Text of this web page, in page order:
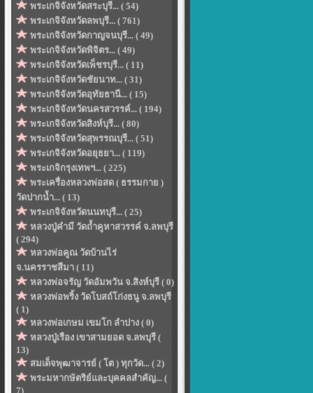
พระเกจิจังหวัดสระบุรี... ( 54)
พระเกจิจังหวัดลพบุรี... ( 761)
พระเกจิจังหวัดกาญจนบุรี... ( 49)
พระเกจิจังหวัดพิจิตร... ( 49)
พระเกจิจังหวัดเพ็ชรบุรี... ( 11)
พระเกจิจังหวัดชัยนาท... ( 31)
พระเกจิจังหวัดอุทัยธานี... ( 15)
พระเกจิจังหวัดนครสวรรค์... ( 194)
พระเกจิจังหวัดสิงห์บุรี... ( 80)
พระเกจิจังหวัดสุพรรณบุรี... ( 51)
พระเกจิจังหวัดอยุธยา... ( 119)
พระเกจิกรุงเทพฯ... ( 225)
พระเครื่องหลวงพ่อสด ( ธรรมกาย )
วัดปากน้ำ... ( 13)
พระเกจิจังหวัดนนทบุรี... ( 25)
หลวงปู่คำมี วัดถ้ำคูหาสวรรค์ จ.ลพบุรี
( 294)
หลวงพ่อคูณ วัดบ้านไร่
จ.นครราชสีมา ( 11)
หลวงพ่อจรัญ วัดอัมพวัน จ.สิงห์บุรี ( 0)
หลวงพ่อพริ้ง วัดโบสถ์โก่งธนู จ.ลพบุรี
( 1)
หลวงพ่อเกษม เขมโก ลำปาง ( 0)
หลวงปู่เรือง เขาสามยอด จ.ลพบุรี (
13)
สมเด็จพุฒาจารย์ ( โต ) ทุกวัด... ( 2)
พระมหากษัตริย์และบุคคลสำคัญ... (
7)